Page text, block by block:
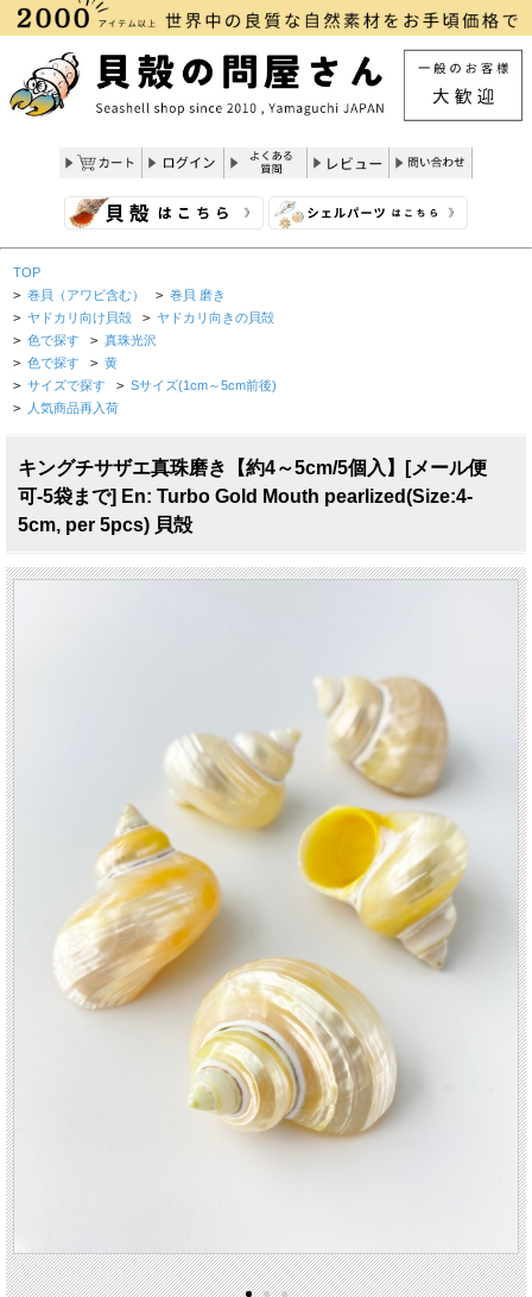
TOP
> 巻貝（アワビ含む） > 巻貝 磨き
> ヤドカリ向け貝殻 > ヤドカリ向きの貝殻
> 色で探す > 真珠光沢
> 色で探す > 黄
> サイズで探す > Sサイズ(1cm～5cm前後)
> 人気商品再入荷
キングチサザエ真珠磨き【約4～5cm/5個入】[メール便
可-5袋まで] En: Turbo Gold Mouth pearlized(Size:4-
5cm, per 5pcs) 貝殻